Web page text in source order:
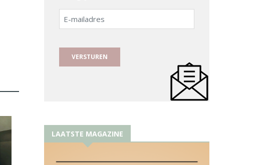
E-
mailadres
LAATSTE MAGAZINE